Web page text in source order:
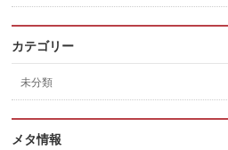
カテゴリー
未分類
メタ情報